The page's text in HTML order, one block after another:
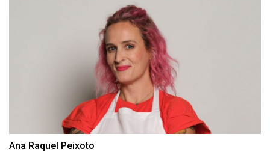
Ana Raquel Peixoto